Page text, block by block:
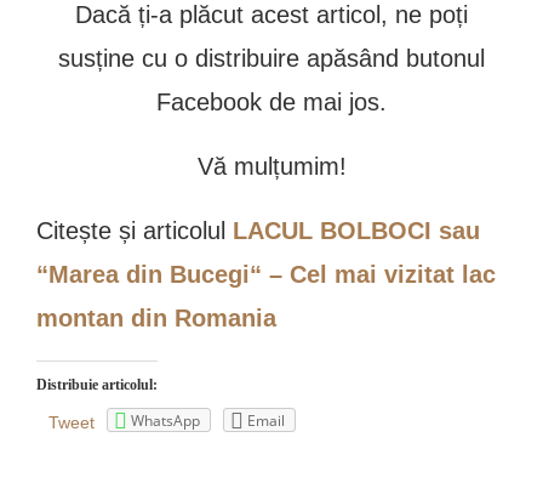
Dacă ți-a plăcut acest articol, ne poți
susține cu o distribuire apăsând butonul
Facebook de mai jos.
Vă mulțumim!
Citește și articolul LACUL BOLBOCI sau
“Marea din Bucegi“ – Cel mai vizitat lac
montan din Romania
Distribuie articolul:
Tweet WhatsApp Email